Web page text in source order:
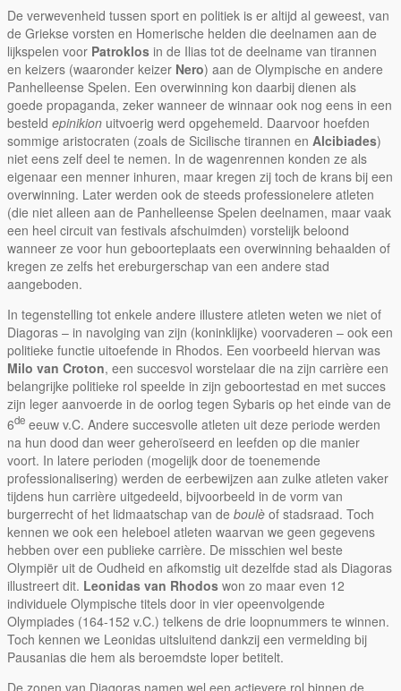
De verwevenheid tussen sport en politiek is er altijd al geweest, van
de Griekse vorsten en Homerische helden die deelnamen aan de
lijkspelen voor Patroklos in de Ilias tot de deelname van tirannen
en keizers (waaronder keizer Nero) aan de Olympische en andere
Panhelleense Spelen. Een overwinning kon daarbij dienen als
goede propaganda, zeker wanneer de winnaar ook nog eens in een
besteld epinikion uitvoerig werd opgehemeld. Daarvoor hoefden
sommige aristocraten (zoals de Sicilische tirannen en Alcibiades)
niet eens zelf deel te nemen. In de wagenrennen konden ze als
eigenaar een menner inhuren, maar kregen zij toch de krans bij een
overwinning. Later werden ook de steeds professionelere atleten
(die niet alleen aan de Panhelleense Spelen deelnamen, maar vaak
een heel circuit van festivals afschuimden) vorstelijk beloond
wanneer ze voor hun geboorteplaats een overwinning behaalden of
kregen ze zelfs het ereburgerschap van een andere stad
aangeboden.
In tegenstelling tot enkele andere illustere atleten weten we niet of
Diagoras – in navolging van zijn (koninklijke) voorvaderen – ook een
politieke functie uitoefende in Rhodos. Een voorbeeld hiervan was
Milo van Croton, een succesvol worstelaar die na zijn carrière een
belangrijke politieke rol speelde in zijn geboortestad en met succes
zijn leger aanvoerde in de oorlog tegen Sybaris op het einde van de
6de eeuw v.C. Andere succesvolle atleten uit deze periode werden
na hun dood dan weer geheroïseerd en leefden op die manier
voort. In latere perioden (mogelijk door de toenemende
professionalisering) werden de eerbewijzen aan zulke atleten vaker
tijdens hun carrière uitgedeeld, bijvoorbeeld in de vorm van
burgerrecht of het lidmaatschap van de boulè of stadsraad. Toch
kennen we ook een heleboel atleten waarvan we geen gegevens
hebben over een publieke carrière. De misschien wel beste
Olympiër uit de Oudheid en afkomstig uit dezelfde stad als Diagoras
illustreert dit. Leonidas van Rhodos won zo maar even 12
individuele Olympische titels door in vier opeenvolgende
Olympiades (164-152 v.C.) telkens de drie loopnummers te winnen.
Toch kennen we Leonidas uitsluitend dankzij een vermelding bij
Pausanias die hem als beroemdste loper betitelt.
De zonen van Diagoras namen wel een actievere rol binnen de